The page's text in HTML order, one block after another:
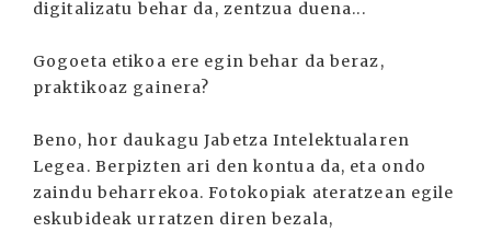
digitalizatu behar da, zentzua duena...
Gogoeta etikoa ere egin behar da beraz,
praktikoaz gainera?
Beno, hor daukagu Jabetza Intelektualaren
Legea. Berpizten ari den kontua da, eta ondo
zaindu beharrekoa. Fotokopiak ateratzean egile
eskubideak urratzen diren bezala,